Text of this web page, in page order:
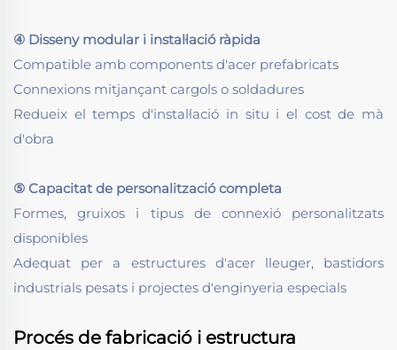
④ Disseny modular i instal·lació ràpida
Compatible amb components d'acer prefabricats
Connexions mitjançant cargols o soldadures
Redueix el temps d'instal·lació in situ i el cost de mà
d'obra
⑤ Capacitat de personalització completa
Formes, gruixos i tipus de connexió personalitzats
disponibles
Adequat per a estructures d'acer lleuger, bastidors
industrials pesats i projectes d'enginyeria especials
Procés de fabricació i estructura